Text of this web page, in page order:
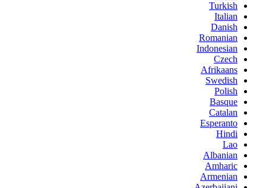
Turkish
Italian
Danish
Romanian
Indonesian
Czech
Afrikaans
Swedish
Polish
Basque
Catalan
Esperanto
Hindi
Lao
Albanian
Amharic
Armenian